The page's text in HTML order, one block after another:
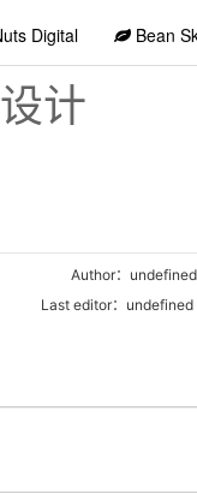
Digital Bean
计
Author：
Last editor：